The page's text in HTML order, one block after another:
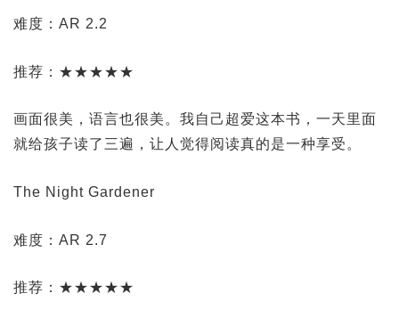
难度：AR 2.2
推荐：★★★★★
画面很美，语言也很美。我自己超爱这本书，一天里面
就给孩子读了三遍，让人觉得阅读真的是一种享受。
The Night Gardener
难度：AR 2.7
推荐：★★★★★